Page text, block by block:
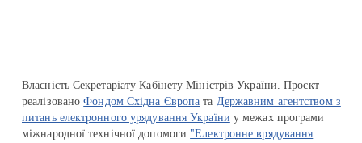
Власність Секретаріату Кабінету Міністрів України. Проєкт
реалізованоФондом Східна Європа та Державним агентством з
питань електронного урядування України у межах програми
міжнародної технічної допомоги "Електронне врядування